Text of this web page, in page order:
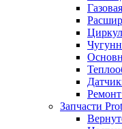
Запчасти